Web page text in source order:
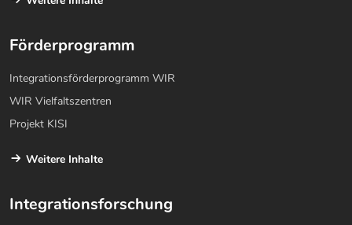
Förderprogramm
Integrationsförderprogramm WIR
WIR Vielfaltszentren
Projekt KISI
Weitere Inhalte
Integrationsforschung